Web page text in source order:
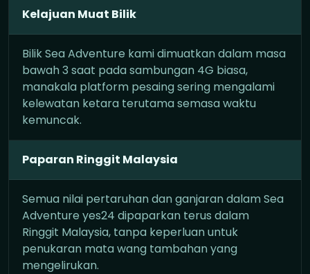
Kelajuan Muat Bilik
Bilik Sea Adventure kami dimuatkan dalam masa
bawah 3 saat pada sambungan 4G biasa,
manakala platform pesaing sering mengalami
kelewatan ketara terutama semasa waktu
kemuncak.
Paparan Ringgit Malaysia
Semua nilai pertaruhan dan ganjaran dalam Sea
Adventure yes24 dipaparkan terus dalam
Ringgit Malaysia, tanpa keperluan untuk
penukaran mata wang tambahan yang
mengelirukan.